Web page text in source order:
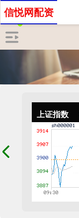
上证指数
信悦网配资